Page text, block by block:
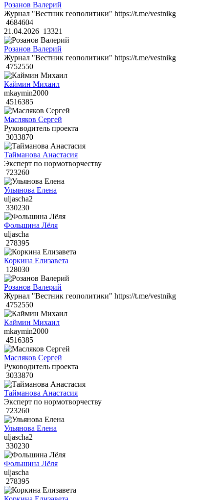
Розанов Валерий
Журнал "Вестник геополитики" https://t.me/vestnikg
4684604
21.04.2026 13321
Розанов Валерий
Журнал "Вестник геополитики" https://t.me/vestnikg
4752550
Каймин Михаил
mkaymin2000
4516385
Масляков Сергей
Руководитель проекта
3033870
Тайманова Анастасия
Эксперт по нормотворчеству
723260
Ульянова Елена
uljascha2
330230
Фольшина Лёля
uljascha
278395
Коркина Елизавета
128030
Розанов Валерий
Журнал "Вестник геополитики" https://t.me/vestnikg
4752550
Каймин Михаил
mkaymin2000
4516385
Масляков Сергей
Руководитель проекта
3033870
Тайманова Анастасия
Эксперт по нормотворчеству
723260
Ульянова Елена
uljascha2
330230
Фольшина Лёля
uljascha
278395